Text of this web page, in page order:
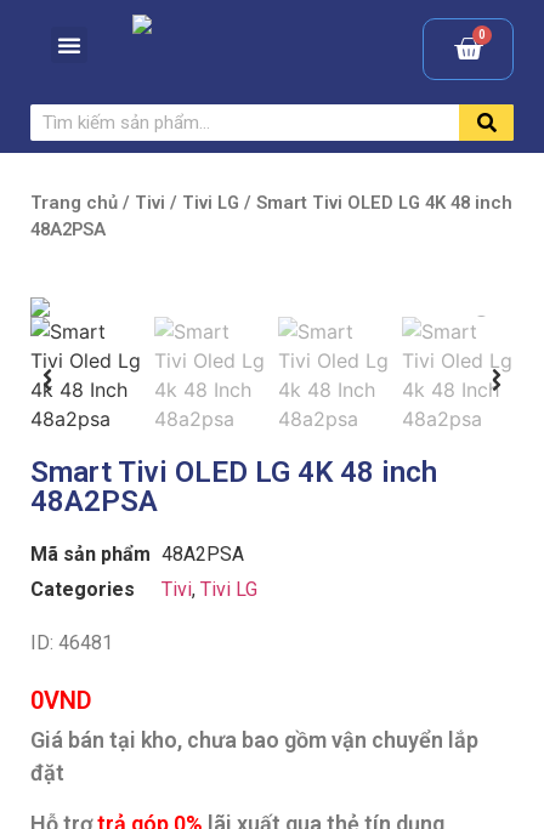
Trang chủ / Tivi / Tivi LG / Smart Tivi OLED LG 4K 48 inch
48A2PSA
Smart Tivi OLED LG 4K 48 inch
48A2PSA
Mã sản phẩm 48A2PSA
Categories
Tivi, Tivi LG
ID: 46481
0VND
Giá bán tại kho, chưa bao gồm vận chuyển lắp
đặt
Hỗ trợtrả góp 0% lãi xuất qua thẻ tín dụng